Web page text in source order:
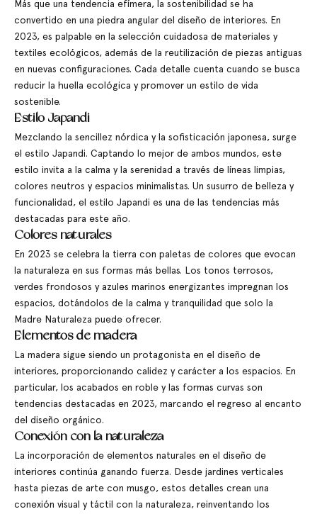
Más que una tendencia efímera, la sostenibilidad se ha
convertido en una piedra angular del diseño de interiores. En
2023, es palpable en la selección cuidadosa de materiales y
textiles ecológicos, además de la reutilización de piezas antiguas
en nuevas configuraciones. Cada detalle cuenta cuando se busca
reducir la huella ecológica y promover un estilo de vida
sostenible.
Estilo Japandi
Mezclando la sencillez nórdica y la sofisticación japonesa, surge
el estilo Japandi. Captando lo mejor de ambos mundos, este
estilo invita a la calma y la serenidad a través de líneas limpias,
colores neutros y espacios minimalistas. Un susurro de belleza y
funcionalidad, el estilo Japandi es una de las tendencias más
destacadas para este año.
Colores naturales
En 2023 se celebra la tierra con paletas de colores que evocan
la naturaleza en sus formas más bellas. Los tonos terrosos,
verdes frondosos y azules marinos energizantes impregnan los
espacios, dotándolos de la calma y tranquilidad que solo la
Madre Naturaleza puede ofrecer.
Elementos de madera
La madera sigue siendo un protagonista en el diseño de
interiores, proporcionando calidez y carácter a los espacios. En
particular, los acabados en roble y las formas curvas son
tendencias destacadas en 2023, marcando el regreso al encanto
del diseño orgánico.
Conexión con la naturaleza
La incorporación de elementos naturales en el diseño de
interiores continúa ganando fuerza. Desde jardines verticales
hasta piezas de arte con musgo, estos detalles crean una
conexión visual y táctil con la naturaleza, reinventando los